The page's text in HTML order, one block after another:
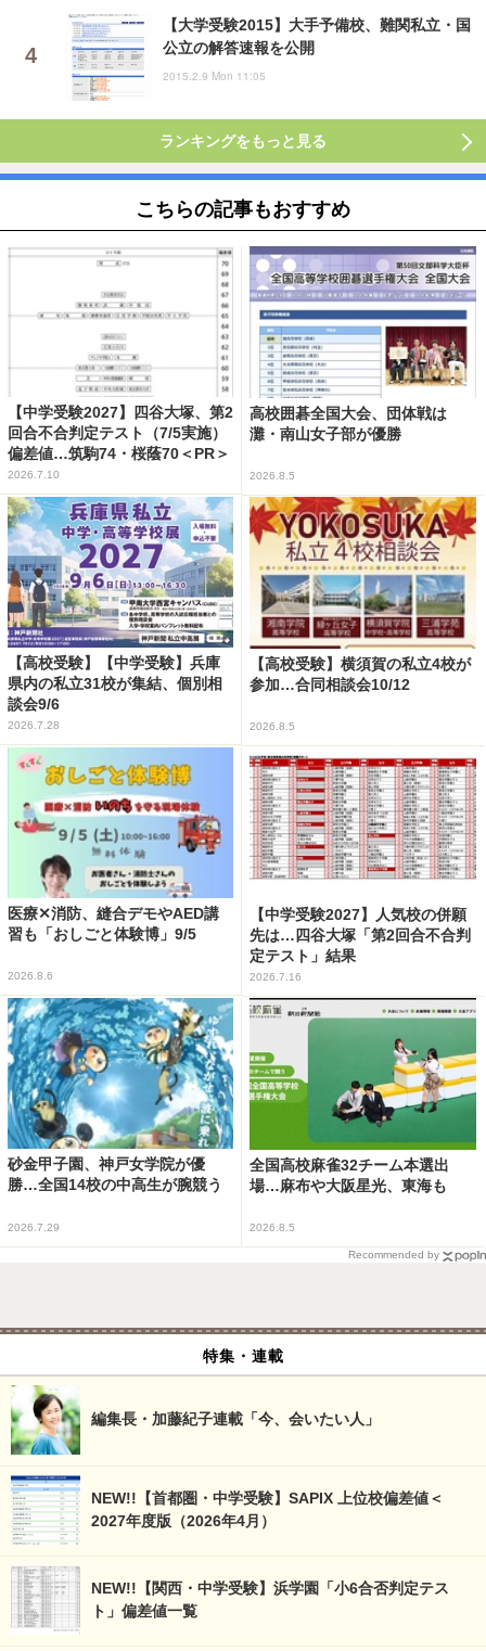
【大学受験2015】大手予備校、難関私立・国
公立の解答速報を公開
2015.2.9 Mon 11:05
ランキングをもっと見る
こちらの記事もおすすめ
【中学受験2027】四谷大塚、第2
回合不合判定テスト（7/5実施）
偏差値…筑駒74・桜蔭70＜PR＞
2026.7.10
高校囲碁全国大会、団体戦は
灘・南山女子部が優勝
2026.8.5
【高校受験】【中学受験】兵庫
県内の私立31校が集結、個別相
談会9/6
2026.7.28
【高校受験】横須賀の私立4校が
参加…合同相談会10/12
2026.8.5
医療✕消防、縫合デモやAED講
習も「おしごと体験博」9/5
2026.8.6
【中学受験2027】人気校の併願
先は…四谷大塚「第2回合不合判
定テスト」結果
2026.7.16
砂金甲子園、神戸女学院が優
勝…全国14校の中高生が腕競う
2026.7.29
全国高校麻雀32チーム本選出
場…麻布や大阪星光、東海も
2026.8.5
Recommended by
特集・連載
編集長・加藤紀子連載「今、会いたい人」
NEW!!【首都圏・中学受験】SAPIX 上位校偏差値＜
2027年度版（2026年4月）
NEW!!【関西・中学受験】浜学園「小6合否判定テス
ト」偏差値一覧